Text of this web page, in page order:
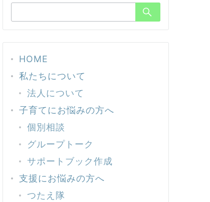
HOME
私たちについて
法人について
子育てにお悩みの方へ
個別相談
グループトーク
サポートブック作成
支援にお悩みの方へ
つたえ隊